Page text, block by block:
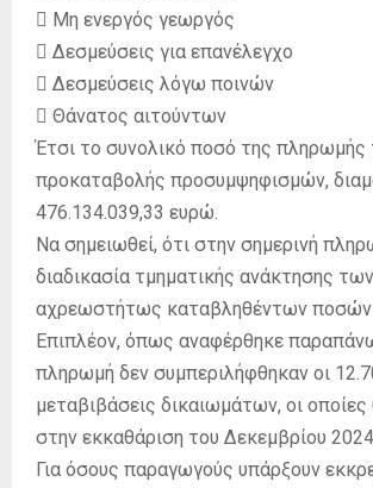
 Μη ενεργός γεωργός
 Δεσμεύσεις για επανέλεγχο
 Δεσμεύσεις λόγω ποινών
 Θάνατος αιτούντων
Έτσι το συνολικό ποσό της πληρωμής
προκαταβολής προσυμψηφισμών,
476.134.039,33 ευρώ.
Να σημειωθεί, ότι στην σημερινή
διαδικασία τμηματικής ανάκτησης των
αχρεωστήτως καταβληθέντων ποσών
Επιπλέον, όπως αναφέρθηκε
πληρωμή δεν συμπεριλήφθηκαν οι
μεταβιβάσεις δικαιωμάτων, οι
στην εκκαθάριση του Δεκεμβρίου
Για όσους παραγωγούς υπάρξουν